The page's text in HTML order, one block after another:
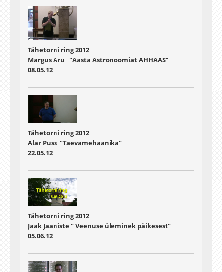
Tähetorni ring 2012
Margus Aru "Aasta Astronoomiat AHHAAS"
08.05.12
Tähetorni ring 2012
Alar Puss "Taevamehaanika"
22.05.12
Tähetorni ring 2012
Jaak Jaaniste " Veenuse üleminek päikesest"
05.06.12